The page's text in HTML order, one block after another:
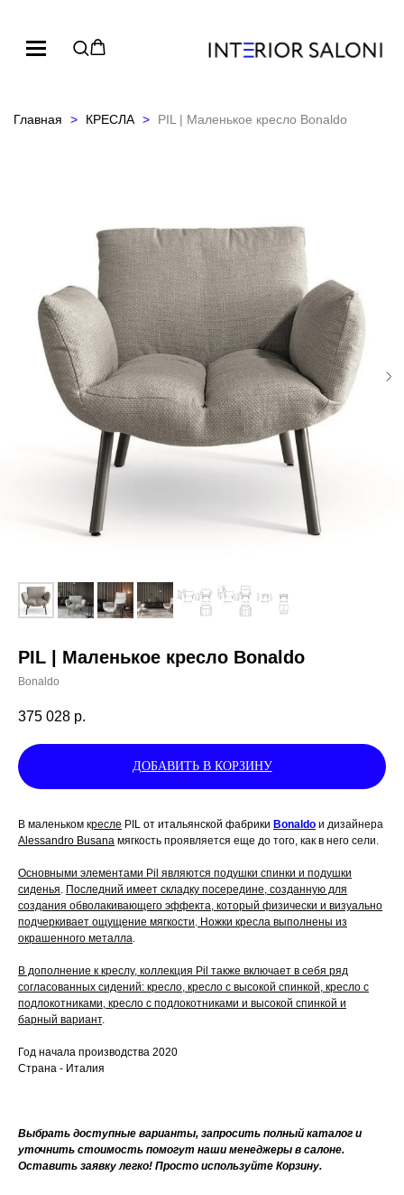
Главная КРЕСЛА PIL | Маленькое кресло Bonaldo
PIL | Маленькое кресло Bonaldo
Bonaldo
375 028 р.
ДОБАВИТЬ В КОРЗИНУ
В маленьком кресле PIL от итальянской фабрики Bonaldo и дизайнера
Alessandro Busana мягкость проявляется еще до того, как в него сели.
Основными элементами Pil являются подушки спинки и подушки
сиденья. Последний имеет складку посередине, созданную для
создания обволакивающего эффекта, который физически и визуально
подчеркивает ощущение мягкости. Ножки кресла выполнены из
окрашенного металла.
В дополнение к креслу, коллекция Pil также включает в себя ряд
согласованных сидений: кресло, кресло с высокой спинкой, кресло с
подлокотниками, кресло с подлокотниками и высокой спинкой и
барный вариант.
Год начала производства 2020
Страна - Италия
Выбрать доступные варианты, запросить полный каталог и
уточнить стоимость помогут наши менеджеры в салоне.
Оставить заявку легко! Просто используйте Корзину.